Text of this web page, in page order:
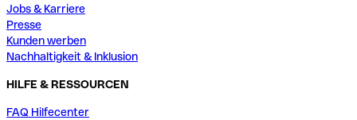
Jobs & Karriere
Presse
Kunden werben
Nachhaltigkeit & Inklusion
HILFE & RESSOURCEN
FAQ Hilfecenter